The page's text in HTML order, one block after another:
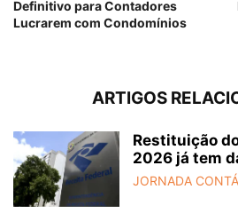
Definitivo para Contadores
Lucrarem com Condomínios
ARTIGOS
Restituição
2026 já tem
JORNADA